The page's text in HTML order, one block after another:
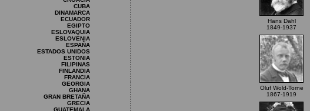
CUBA
DINAMARCA
ECUADOR
EGIPTO
ESLOVAQUIA
ESLOVENIA
ESPAÑA
ESTADOS UNIDOS
ESTONIA
FILIPINAS
FINLANDIA
FRANCIA
GEORGIA
GHANA
GRAN BRETAÑA
GRECIA
GUATEMALA
Hans Dahl
1849-1937
Oluf Wold-Torne
1867-1919